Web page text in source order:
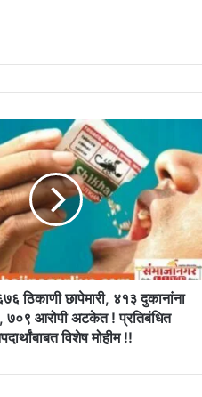
ठिकाणी छापेमारी, ४१३ दुकानांना
आरोपी अटकेत ! प्रतिबंधित
विशेष मोहीम !!